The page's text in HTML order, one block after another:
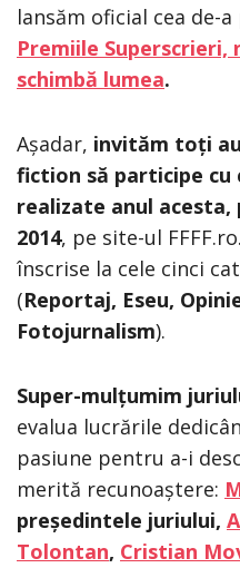
lansăm oficial cea de-
Premiile Superscrieri,
schimbă lumea.
Așadar, invităm toți
fiction să participe cu
realizate anul acesta,
2014, pe site-ul
înscrise la cele cinci
(Reportaj, Eseu,
Fotojurnalism).
Super-mulțumim
evalua lucrările
pasiune pentru a-i
merită recunoaștere:
președintele juriului,
Tolontan, Cristian